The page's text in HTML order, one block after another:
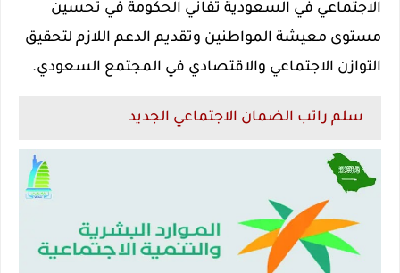
الاجتماعي في السعودية تفاني الحكومة في تحسين
مستوى معيشة المواطنين وتقديم الدعم اللازم لتحقيق
التوازن الاجتماعي والاقتصادي في المجتمع السعودي.
سلم راتب الضمان الاجتماعي الجديد